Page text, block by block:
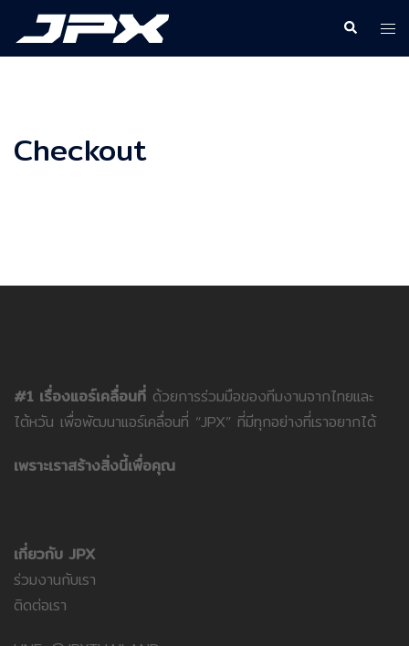
content
Search
Checkout
#1 เรื่องแอร์เคลื่อนที่ ด้วยการร่วมมือของทีมงานจากไทยและ
ไต้หวัน เพื่อพัฒนาแอร์เคลื่อนที่ “JPX” ที่มีทุกอย่างที่เราอยากได้
เพราะเราสร้างสิ่งนี้เพื่อคุณ
เกี่ยวกับ JPX
ร่วมงานกับเรา
ติดต่อเรา